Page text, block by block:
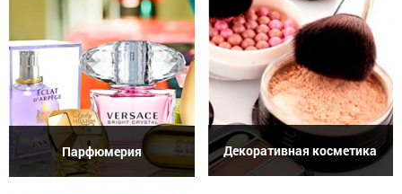
Парфюмерия Декоративная косметика